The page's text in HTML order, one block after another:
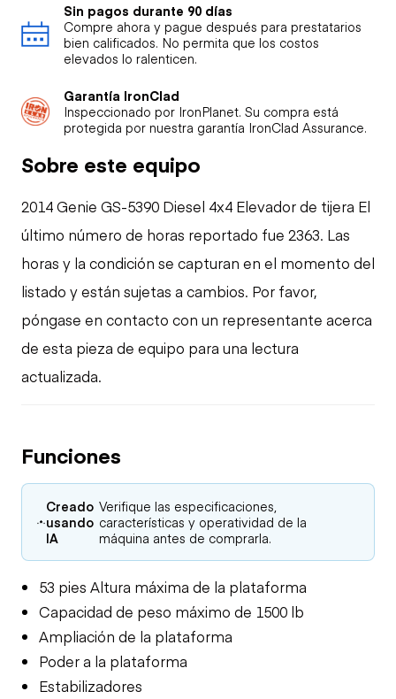
Sin pagos durante 90 días
Compre ahora y pague después para prestatarios
bien calificados. No permita que los costos
elevados lo ralenticen.
Garantía IronClad
Inspeccionado por IronPlanet. Su compra está
protegida por nuestra garantía IronClad Assurance.
Sobre este equipo
2014 Genie GS-5390 Diesel 4x4 Elevador de tijera El
último número de horas reportado fue 2363. Las
horas y la condición se capturan en el momento del
listado y están sujetas a cambios. Por favor,
póngase en contacto con un representante acerca
de esta pieza de equipo para una lectura
actualizada.
Funciones
Creado
usando
IA
Verifique las especificaciones,
características y operatividad de la
máquina antes de comprarla.
53 pies Altura máxima de la plataforma
Capacidad de peso máximo de 1500 lb
Ampliación de la plataforma
Poder a la plataforma
Estabilizadores